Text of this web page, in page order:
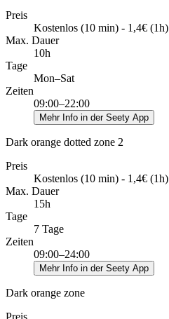
Preis
Kostenlos (10 min) - 1,4€ (1h)
Max. Dauer
10h
Tage
Mon–Sat
Zeiten
09:00–22:00
Mehr Info in der Seety App
Dark orange dotted zone 2
Preis
Kostenlos (10 min) - 1,4€ (1h)
Max. Dauer
15h
Tage
7 Tage
Zeiten
09:00–24:00
Mehr Info in der Seety App
Dark orange zone